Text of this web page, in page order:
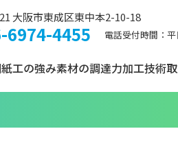
大阪市東成区東中本2-10-18
6974-4455 電話受付時間：
工の強み素材の調達力加工技術